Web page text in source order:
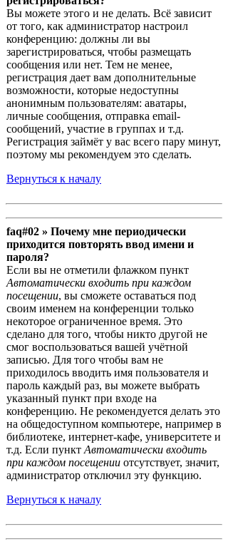
Вы можете этого и не делать. Всё зависит
от того, как администратор настроил
конференцию: должны ли вы
зарегистрироваться, чтобы размещать
сообщения или нет. Тем не менее,
регистрация дает вам дополнительные
возможности, которые недоступны
анонимным пользователям: аватары,
личные сообщения, отправка email-
сообщений, участие в группах и т.д.
Регистрация займёт у вас всего пару минут,
поэтому мы рекомендуем это сделать.
Вернуться к началу
faq#02 » Почему мне периодически
приходится повторять ввод имени и
пароля?
Если вы не отметили флажком пункт
Автоматически входить при каждом
посещении, вы сможете оставаться под
своим именем на конференции только
некоторое ограниченное время. Это
сделано для того, чтобы никто другой не
смог воспользоваться вашей учётной
записью. Для того чтобы вам не
приходилось вводить имя пользователя и
пароль каждый раз, вы можете выбрать
указанный пункт при входе на
конференцию. Не рекомендуется делать это
на общедоступном компьютере, например в
библиотеке, интернет-кафе, университете и
т.д. Если пункт Автоматически входить
при каждом посещении отсутствует, значит,
администратор отключил эту функцию.
Вернуться к началу